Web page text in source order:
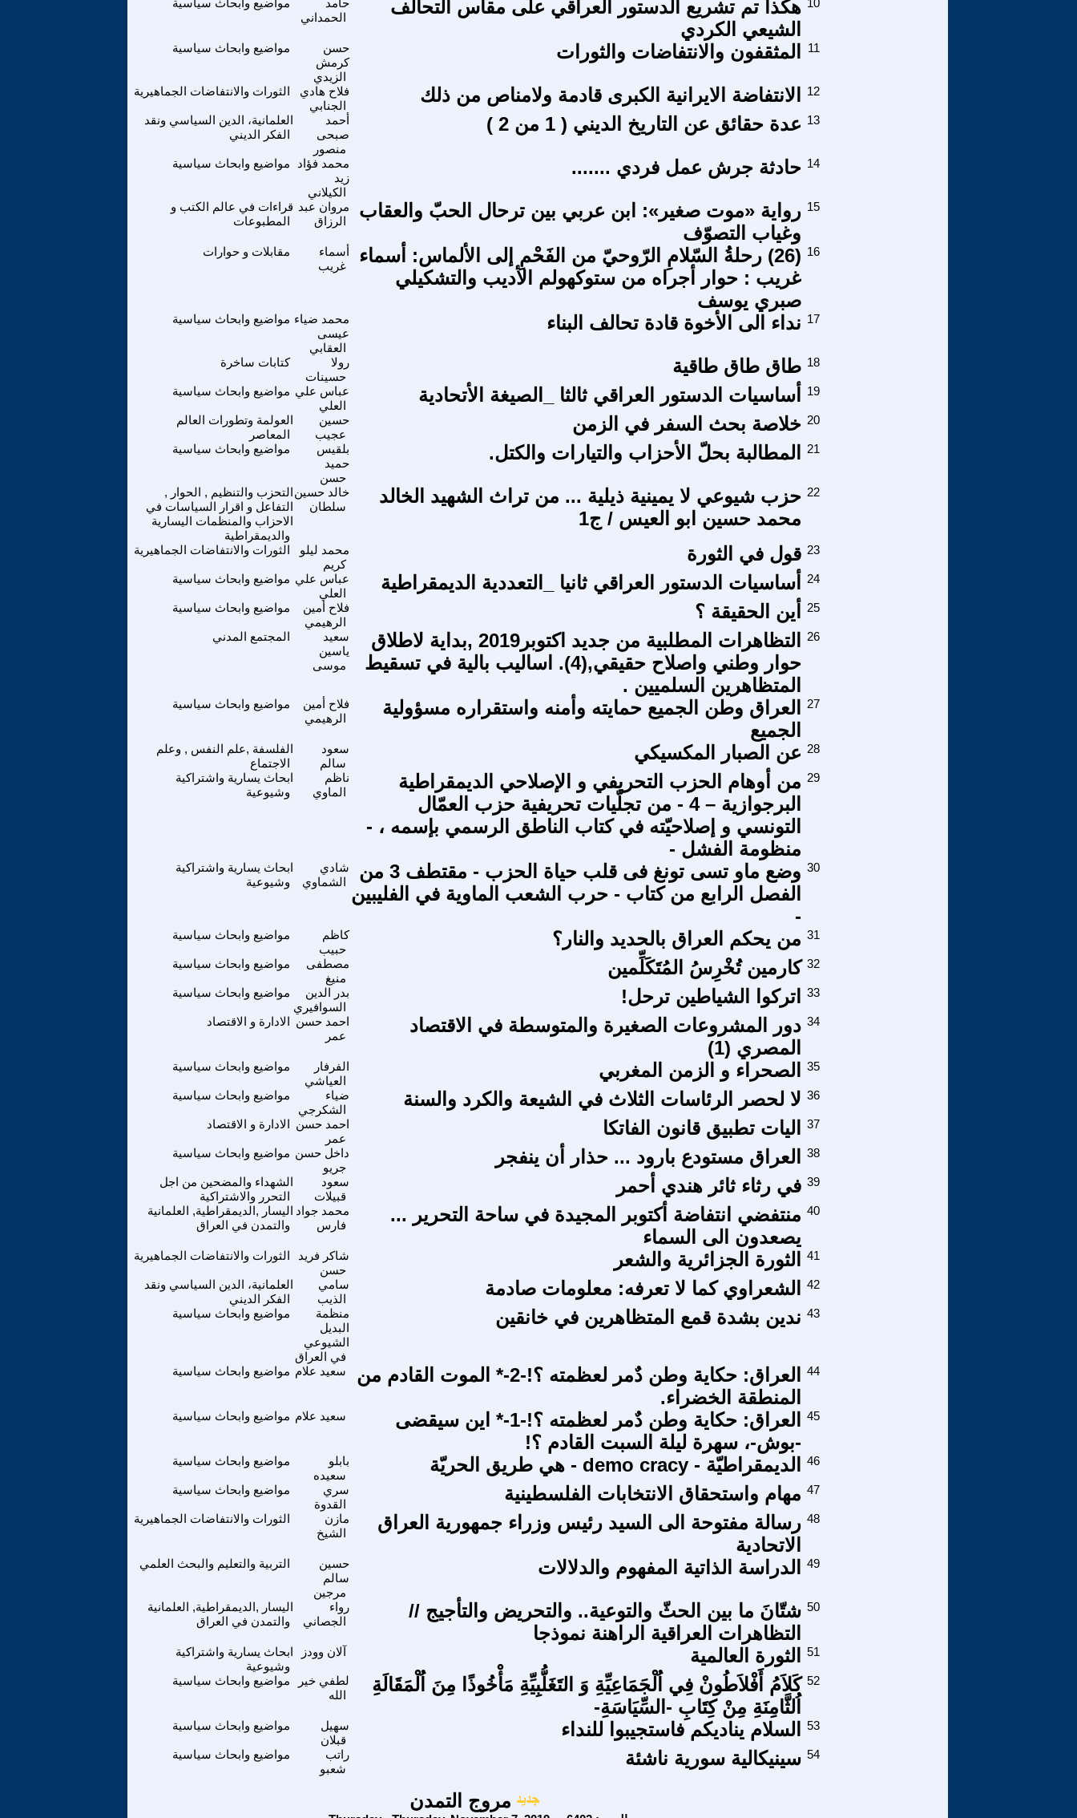
مواضيع وابحاث سياسية
حامد
الحمداني
هكذا تم تشريع الدستور العراقي على مقاس التحالف
الشيعي الكردي
10
مواضيع وابحاث سياسية
حسن
كرمش
الزيدي
المثقفون والانتفاضات والثورات 11
الثورات والانتفاضات الجماهيرية
فلاح هادي
الجنابي
الانتفاضة الايرانية الکبرى قادمة ولامناص من ذلك 12
العلمانية، الدين السياسي ونقد
الفكر الديني
أحمد
صبحى
منصور
عدة حقائق عن التاريخ الديني ( 1 من 2 ) 13
مواضيع وابحاث سياسية
محمد فؤاد
زيد
الكيلاني
حادثة جرش عمل فردي ....... 14
قراءات في عالم الكتب و
المطبوعات
مروان عبد
الرزاق
رواية «موت صغير»: ابن عربي بين ترحال الحبّ والعقاب
وغياب التصوّف
15
مقابلات و حوارات
أسماء
غريب
(26) رحلةُ السّلامِ الرّوحيّ من الفَحْمِ إلى الألماس: أسماء
غريب : حوار أجراه من ستوكهولم الأديب والتشكيلي
صبري يوسف
16
مواضيع وابحاث سياسية محمد ضياء
عيسى
العقابي
نداء الى الأخوة قادة تحالف البناء 17
كتابات ساخرة
رولا
حسينات
طاق طاق طاقية 18
مواضيع وابحاث سياسية عباس علي
العلي
أساسيات الدستور العراقي ثالثا _الصيغة الأتحادية 19
العولمة وتطورات العالم
المعاصر
حسين
عجيب
خلاصة بحث السفر في الزمن 20
مواضيع وابحاث سياسية
بلقيس
حميد
حسن
المطالبة بحلّ الأحزاب والتيارات والكتل. 21
التحزب والتنظيم , الحوار ,
التفاعل و اقرار السياسات في
الاحزاب والمنظمات اليسارية
والديمقراطية
خالد حسين
سلطان
حزب شيوعي لا يمينية ذيلية ... من تراث الشهيد الخالد
محمد حسين ابو العيس / ج1
22
الثورات والانتفاضات الجماهيرية
محمد ليلو
كريم
قول في الثورة 23
مواضيع وابحاث سياسية عباس علي
العلي
أساسيات الدستور العراقي ثانيا _التعددية الديمقراطية 24
مواضيع وابحاث سياسية
فلاح أمين
الرهيمي
أين الحقيقة ؟ 25
المجتمع المدني
سعيد
ياسين
موسى
التظاهرات المطلبية من جديد اكتوبر2019 ,بداية لاطلاق
حوار وطني واصلاح حقيقي,(4). اساليب بالية في تسقيط
المتظاهرين السلميين .
26
مواضيع وابحاث سياسية
فلاح أمين
الرهيمي
العراق وطن الجميع حمايته وأمنه واستقراره مسؤولية
الجميع
27
الفلسفة ,علم النفس , وعلم
الاجتماع
سعود
سالم
عن الصبار المكسيكي 28
ابحاث يسارية واشتراكية
وشيوعية
ناظم
الماوي
من أوهام الحزب التحريفي و الإصلاحي الديمقراطية
البرجوازية – 4 - من تجلّيات تحريفية حزب العمّال
التونسي و إصلاحيّته في كتاب الناطق الرسمي بإسمه ، -
منظومة الفشل -
29
ابحاث يسارية واشتراكية
وشيوعية
شادي
الشماوي
وضع ماو تسى تونغ فى قلب حياة الحزب - مقتطف 3 من
الفصل الرابع من كتاب - حرب الشعب الماوية في الفليبين
-
30
مواضيع وابحاث سياسية
كاظم
حبيب
من يحكم العراق بالحديد والنار؟ 31
مواضيع وابحاث سياسية
مصطفى
منيغ
كارمين تُخْرِسُ المُتَكَلِّمين 32
مواضيع وابحاث سياسية
بدر الدين
السوافيري
اتركوا الشياطين ترحل! 33
الادارة و الاقتصاد احمد حسن
عمر
دور المشروعات الصغيرة والمتوسطة في الاقتصاد
المصري (1)
34
مواضيع وابحاث سياسية
الفرفار
العياشي
الصحراء و الزمن المغربي 35
مواضيع وابحاث سياسية
ضياء
الشكرجي
لا لحصر الرئاسات الثلاث في الشيعة والكرد والسنة 36
الادارة و الاقتصاد احمد حسن
عمر
اليات تطبيق قانون الفاتكا 37
مواضيع وابحاث سياسية داخل حسن
جريو
العراق مستودع بارود ... حذار أن ينفجر 38
الشهداء والمضحين من اجل
التحرر والاشتراكية
سعود
قبيلات
في رثاء ثائر هندي أحمر 39
اليسار ,الديمقراطية, العلمانية
والتمدن في العراق
محمد جواد
فارس
منتفضي انتفاضة أكتوبر المجيدة في ساحة التحرير ...
يصعدون الى السماء
40
الثورات والانتفاضات الجماهيرية
شاكر فريد
حسن
الثورة الجزائرية والشعر 41
العلمانية، الدين السياسي ونقد
الفكر الديني
سامي
الذيب
الشعراوي كما لا تعرفه: معلومات صادمة 42
مواضيع وابحاث سياسية
منظمة
البديل
الشيوعي
في العراق
ندين بشدة قمع المتظاهرین في خانقین 43
مواضيع وابحاث سياسية سعيد علام
العراق: حكاية وطن دٌمر لعظمته ؟!-2-* الموت القادم من
المنطقة الخضراء.
44
مواضيع وابحاث سياسية سعيد علام
العراق: حكاية وطن دٌمر لعظمته ؟!-1-* اين سيقضى
-بوش-، سهرة ليلة السبت القادم ؟!
45
مواضيع وابحاث سياسية
بابلو
سعيده
الديمقراطيّة - demo cracy - هي طريق الحريّة 46
مواضيع وابحاث سياسية
سري
القدوة
مهام واستحقاق الانتخابات الفلسطينية 47
الثورات والانتفاضات الجماهيرية
مازن
الشيخ
رسالة مفتوحة الى السيد رئيس وزراء جمهورية العراق
الاتحادية
48
التربية والتعليم والبحث العلمي
حسين
سالم
مرجين
الدراسة الذاتية المفهوم والدلالات 49
اليسار ,الديمقراطية, العلمانية
والتمدن في العراق
رواء
الجصاني
شتّانَ ما بين الحثّ والتوعية.. والتحريض والتأجيج //
التظاهرات العراقية الراهنة نموذجا
50
ابحاث يسارية واشتراكية
وشيوعية
آلان وودز الثورة العالمية 51
مواضيع وابحاث سياسية
لطفي خير
الله
كَلاَمُ أَفْلاَطُونْ فِي اُلْجَمَاعِيِّةِ وَ التَغَلُّبِيِّةِ مَأْخُوذًا مِنَ اُلْمَقَالَةِ
اُلثَّامِنَةِ مِنْ كِتَابِ -السِّيَاسَةِ-
52
مواضيع وابحاث سياسية
سهيل
قبلان
​السلام يناديكم فاستجيبوا للنداء 53
مواضيع وابحاث سياسية
راتب
شعبو
سينيكالية سورية ناشئة 54
مروج التمدن